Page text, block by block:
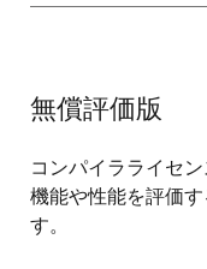
無償評価版
コンパイラライセ
機能や性能を評価
す。